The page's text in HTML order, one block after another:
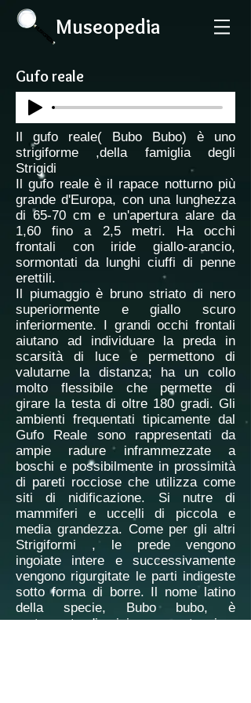
Museopedia
Gufo reale
Il gufo reale( Bubo Bubo) è uno
strigiforme ,della famiglia degli
Strigidi
Il gufo reale è il rapace notturno più
grande d'Europa, con una lunghezza
di 65-70 cm e un'apertura alare da
1,60 fino a 2,5 metri. Ha occhi
frontali con iride giallo-arancio,
sormontati da lunghi ciuffi di penne
erettili.
Il piumaggio è bruno striato di nero
superiormente e giallo scuro
inferiormente. I grandi occhi frontali
aiutano ad individuare la preda in
scarsità di luce e permettono di
valutarne la distanza; ha un collo
molto flessibile che permette di
girare la testa di oltre 180 gradi. Gli
ambienti frequentati tipicamente dal
Gufo Reale sono rappresentati da
ampie radure inframmezzate a
boschi e possibilmente in prossimità
di pareti rocciose che utilizza come
siti di nidificazione. Si nutre di
mammiferi e uccelli di piccola e
media grandezza. Come per gli altri
Strigiformi , le prede vengono
ingoiate intere e successivamente
vengono rigurgitate le parti indigeste
sotto forma di borre. Il nome latino
della specie, Bubo bubo, è
certamente di origine onomatopeica,